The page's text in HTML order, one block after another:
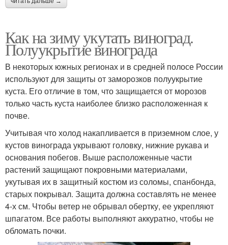
Как на зиму укутать виноград.
Полуукрытие винограда
В некоторых южных регионах и в средней полосе России
используют для защиты от заморозков полуукрытие
куста. Его отличие в том, что защищается от морозов
только часть куста наиболее близко расположенная к
почве.
Учитывая что холод накапливается в приземном слое, у
кустов винограда укрывают головку, нижние рукава и
основания побегов. Выше расположенные части
растений защищают покровными материалами,
укутывая их в защитный костюм из соломы, спанбонда,
старых покрывал. Защита должна составлять не менее
4-х см. Чтобы ветер не обрывал обертку, ее укрепляют
шпагатом. Все работы выполняют аккуратно, чтобы не
обломать почки.